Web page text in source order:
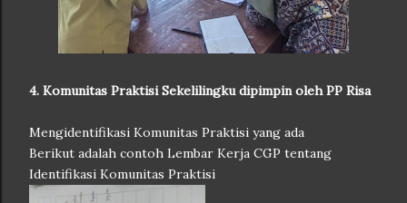
4. Komunitas Praktisi Sekelilingku dipimpin oleh PP Risa
Mengidentifikasi Komunitas Praktisi yang ada
Berikut adalah contoh Lembar Kerja CGP tentang
Identifikasi Komunitas Praktisi